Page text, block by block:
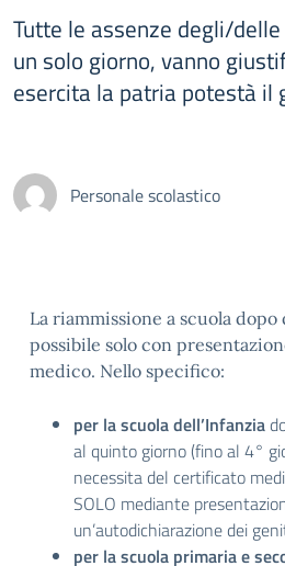
Tutte le assenze degli/
un solo giorno, vanno
esercita la patria potestà il
Personale scolastico
La riammissione a scuola dopo
possibile solo con
medico. Nello specifico:
per la scuola dell’Infanzia
al quinto giorno (fino al 4°
necessita del certificato
SOLO mediante
un’autodichiarazione dei
per la scuola primaria e